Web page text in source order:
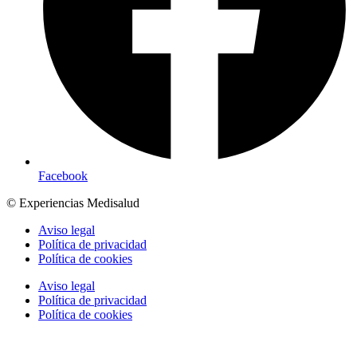
Facebook
© Experiencias Medisalud
Aviso legal
Política de privacidad
Política de cookies
Aviso legal
Política de privacidad
Política de cookies